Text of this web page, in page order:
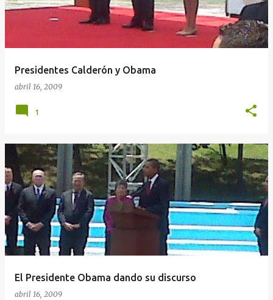
Presidentes Calderón y Obama
abril 16, 2009
1
El Presidente Obama dando su discurso
abril 16, 2009